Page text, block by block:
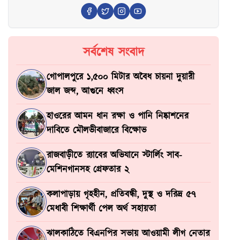
সর্বশেষ সংবাদ
গোপালপুরে ১,৫০০ মিটার অবৈধ চায়না দুয়ারী
জাল জব্দ, আগুনে ধ্বংস
হাওরের আমন ধান রক্ষা ও পানি নিষ্কাশনের
দাবিতে মৌলভীবাজারে বিক্ষোভ
রাজবাড়ীতে র‍্যাবের অভিযানে স্টার্লিং সাব-
মেশিনগানসহ গ্রেফতার ২
কলাপাড়ায় গৃহহীন, প্রতিবন্ধী, দুস্থ ও দরিদ্র ৫৭
মেধাবী শিক্ষার্থী পেল অর্থ সহায়তা
ঝালকাঠিতে বিএনপির সভায় আওয়ামী লীগ নেতার